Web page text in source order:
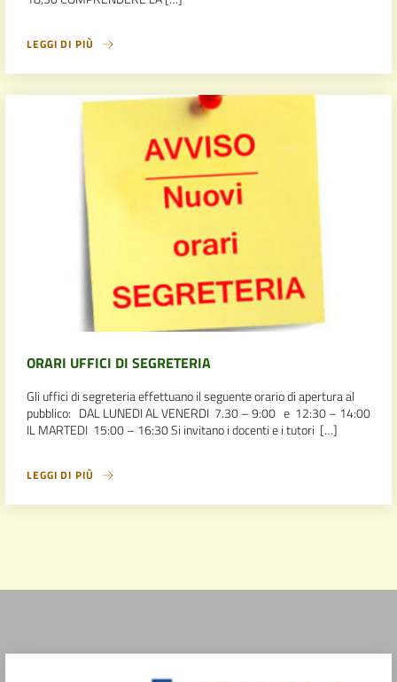
LEGGI DI PIÙ
ORARI UFFICI DI SEGRETERIA
Gli uffici di segreteria effettuano il seguente orario di apertura al
pubblico: DAL LUNEDI AL VENERDI 7.30 – 9:00 e 12:30 – 14:00
IL MARTEDI 15:00 – 16:30 Si invitano i docenti e i tutori […]
LEGGI DI PIÙ